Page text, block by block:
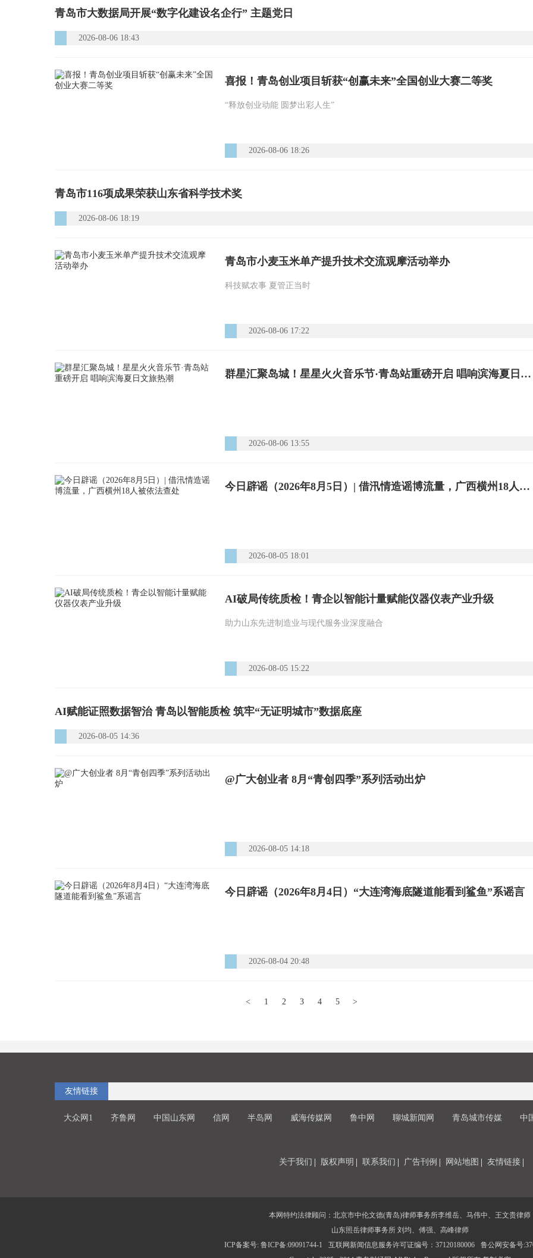
青岛市大数据局开展“数字化建设名企行” 主题党日
2026-08-06 18:43
喜报！青岛创业项目斩获“创赢未来”全国创业大赛二等奖
“释放创业动能 圆梦出彩人生”
2026-08-06 18:26
青岛市116项成果荣获山东省科学技术奖
2026-08-06 18:19
青岛市小麦玉米单产提升技术交流观摩活动举办
科技赋农事 夏管正当时
2026-08-06 17:22
群星汇聚岛城！星星火火音乐节·青岛站重磅开启 唱响滨海夏日文旅热潮
2026-08-06 13:55
今日辟谣（2026年8月5日）| 借汛情造谣博流量，广西横州18人被依法查处
2026-08-05 18:01
AI破局传统质检！青企以智能计量赋能仪器仪表产业升级
助力山东先进制造业与现代服务业深度融合
2026-08-05 15:22
AI赋能证照数据智治 青岛以智能质检 筑牢“无证明城市”数据底座
2026-08-05 14:36
@广大创业者 8月“青创四季”系列活动出炉
2026-08-05 14:18
今日辟谣（2026年8月4日）“大连湾海底隧道能看到鲨鱼”系谣言
2026-08-04 20:48
< 1 2 3 4 5 >
友情链接
大众网1 齐鲁网 中国山东网 信网 半岛网 威海传媒网 鲁中网 聊城新闻网 青岛城市传媒 中
关于我们 版权声明 联系我们 广告刊例 网站地图 友情链接
本网特约法律顾问：北京市中伦文德(青岛)律师事务所李维岳、马伟中、王文贵律师
山东照岳律师事务所 刘均、傅强、高峰律师
ICP备案号: 鲁ICP备:09091744-1
互联网新闻信息服务许可证编号：37120180006
鲁公网安备号